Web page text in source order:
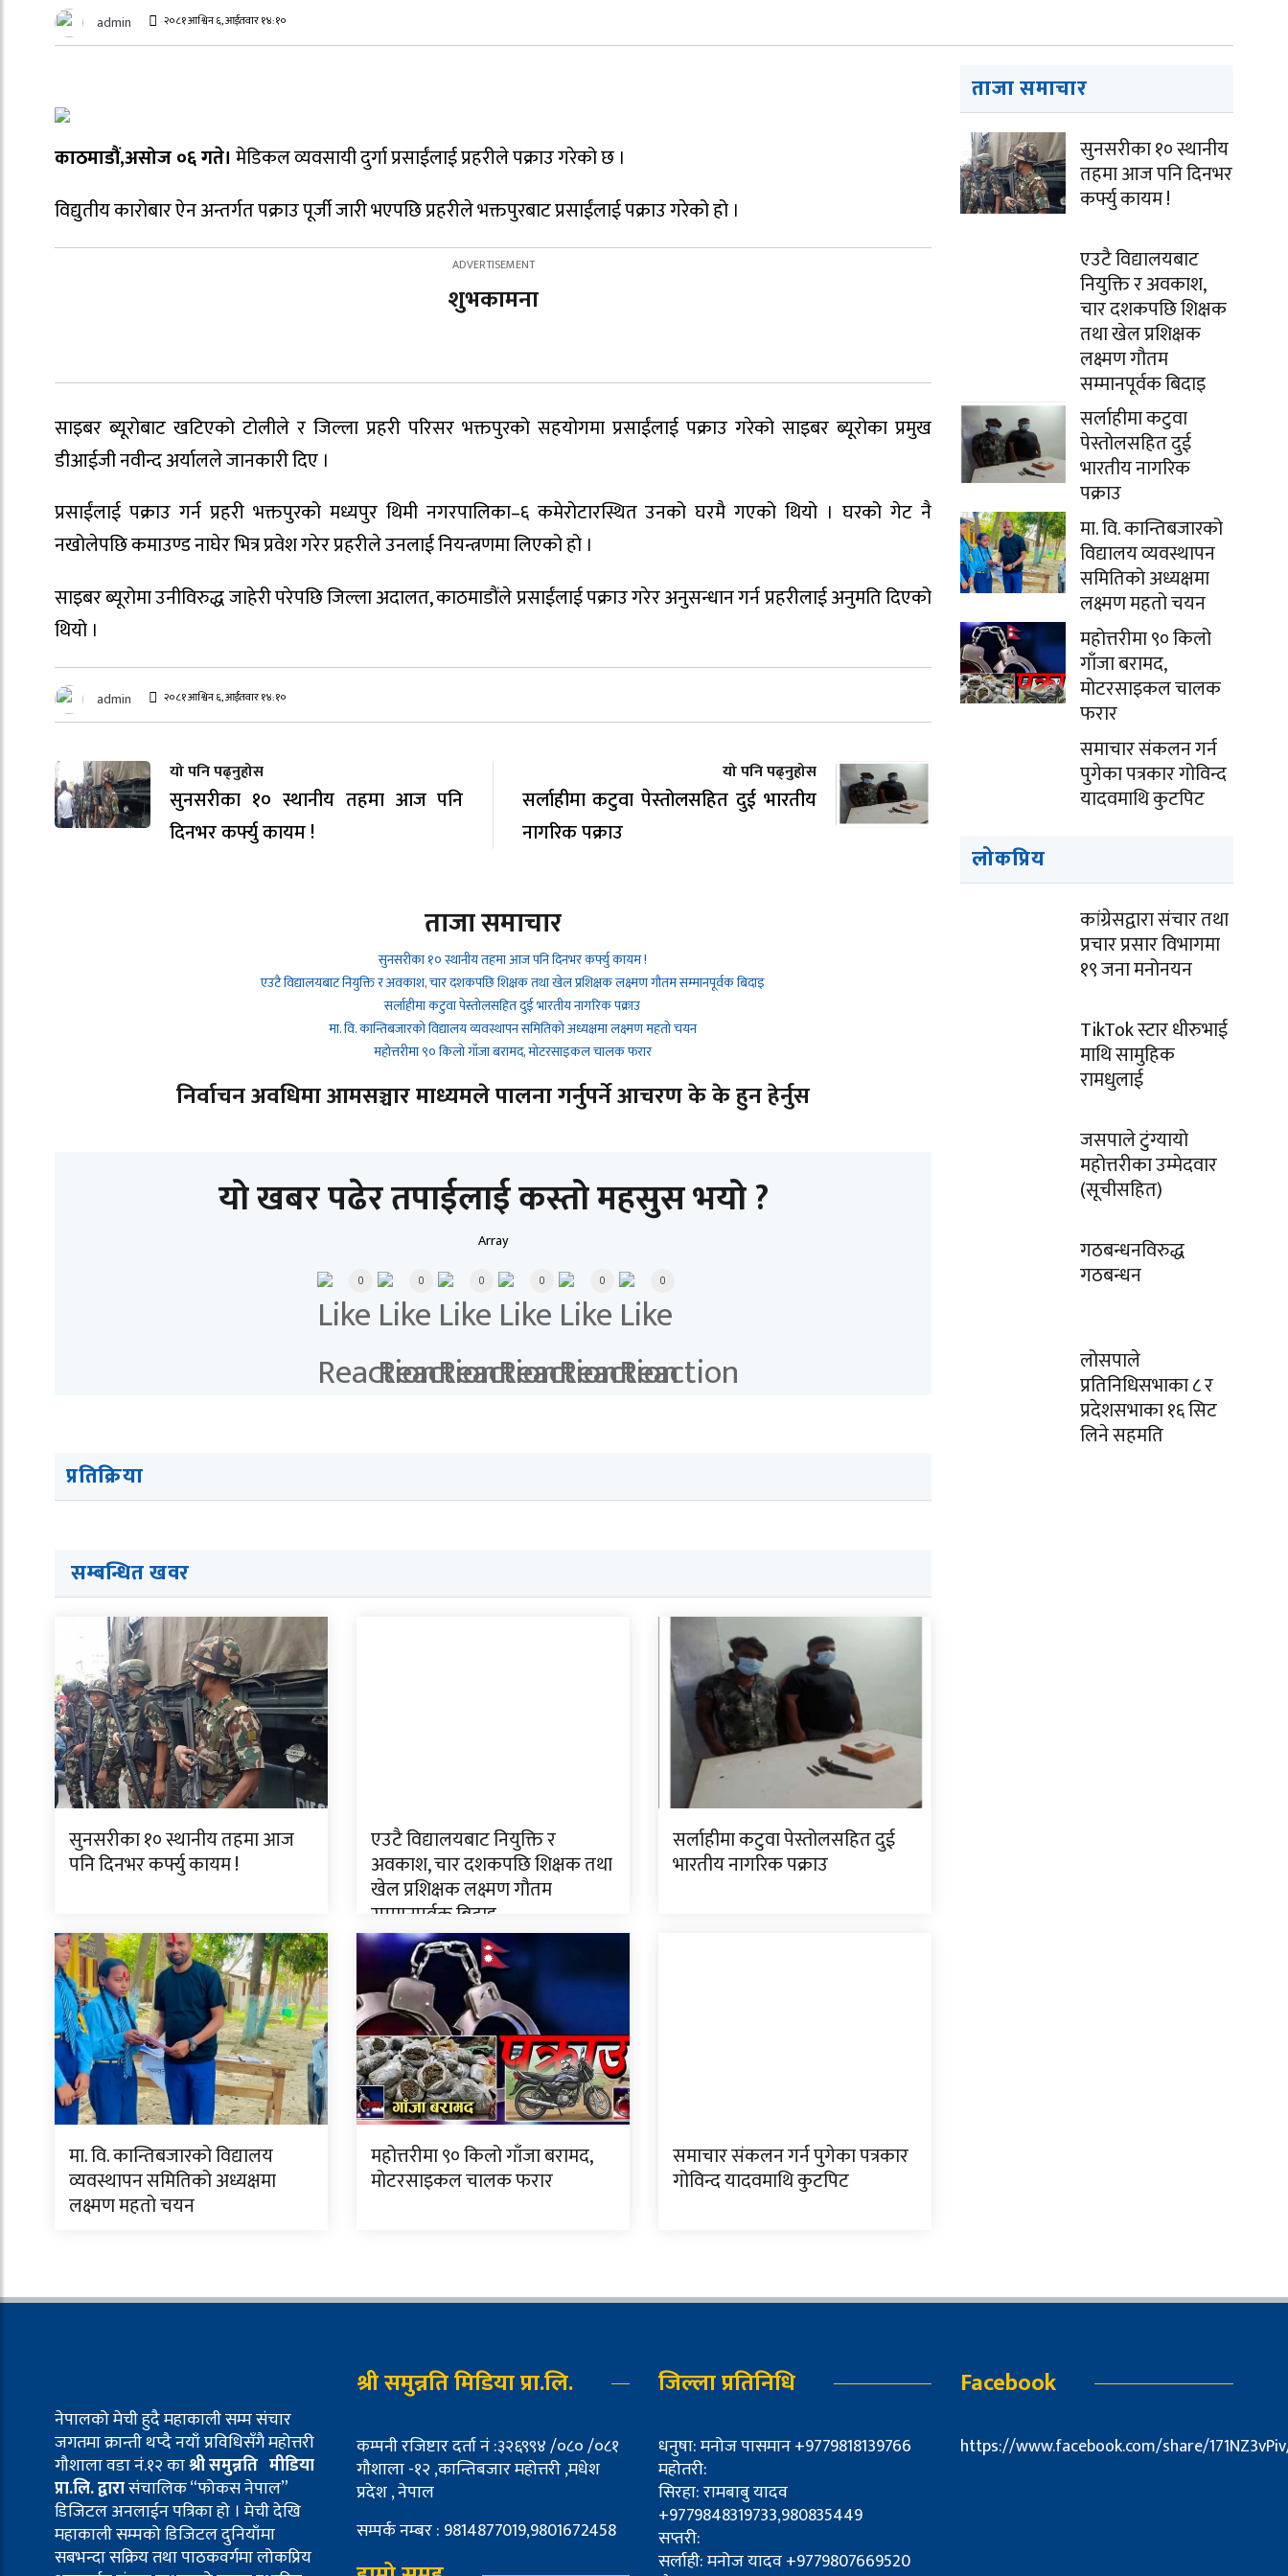
admin २०८१ आश्विन ६, आईतवार १४:१०
काठमाडौं,असोज ०६ गते। मेडिकल व्यवसायी दुर्गा प्रसाईंलाई प्रहरीले पक्राउ गरेको छ ।
विद्युतीय कारोबार ऐन अन्तर्गत पक्राउ पूर्जी जारी भएपछि प्रहरीले भक्तपुरबाट प्रसाईंलाई पक्राउ गरेको हो ।
शुभकामना
साइबर ब्यूरोबाट खटिएको टोलीले र जिल्ला प्रहरी परिसर भक्तपुरको सहयोगमा प्रसाईंलाई पक्राउ गरेको साइबर ब्यूरोका प्रमुख
डीआईजी नवीन्द अर्यालले जानकारी दिए ।
प्रसाईंलाई पक्राउ गर्न प्रहरी भक्तपुरको मध्यपुर थिमी नगरपालिका–६ कमेरोटारस्थित उनको घरमै गएको थियो । घरको गेट नै
नखोलेपछि कमाउण्ड नाघेर भित्र प्रवेश गरेर प्रहरीले उनलाई नियन्त्रणमा लिएको हो ।
साइबर ब्यूरोमा उनीविरुद्ध जाहेरी परेपछि जिल्ला अदालत, काठमाडौंले प्रसाईंलाई पक्राउ गरेर अनुसन्धान गर्न प्रहरीलाई अनुमति दिएको
थियो ।
admin २०८१ आश्विन ६, आईतवार १४:१०
यो पनि पढ्नुहोस
सुनसरीका १० स्थानीय तहमा आज पनि
दिनभर कर्फ्यु कायम !
यो पनि पढ्नुहोस
सर्लाहीमा कटुवा पेस्तोलसहित दुई भारतीय
नागरिक पक्राउ
ताजा समाचार
सुनसरीका १० स्थानीय तहमा आज पनि दिनभर कर्फ्यु कायम !
एउटै विद्यालयबाट नियुक्ति र अवकाश, चार दशकपछि शिक्षक तथा खेल प्रशिक्षक लक्ष्मण गौतम सम्मानपूर्वक बिदाइ
सर्लाहीमा कटुवा पेस्तोलसहित दुई भारतीय नागरिक पक्राउ
मा. वि. कान्तिबजारको विद्यालय व्यवस्थापन समितिको अध्यक्षमा लक्ष्मण महतो चयन
महोत्तरीमा ९० किलो गाँजा बरामद, मोटरसाइकल चालक फरार
निर्वाचन अवधिमा आमसञ्चार माध्यमले पालना गर्नुपर्ने आचरण के के हुन हेर्नुस
यो खबर पढेर तपाईलाई कस्तो महसुस भयो ?
Array
0 0 0 0 0 0
प्रतिक्रिया
सम्बन्धित खवर
सुनसरीका १० स्थानीय तहमा आज
पनि दिनभर कर्फ्यु कायम !
एउटै विद्यालयबाट नियुक्ति र
अवकाश, चार दशकपछि शिक्षक तथा
खेल प्रशिक्षक लक्ष्मण गौतम
सम्मानपूर्वक बिदाइ
सर्लाहीमा कटुवा पेस्तोलसहित दुई
भारतीय नागरिक पक्राउ
मा. वि. कान्तिबजारको विद्यालय
व्यवस्थापन समितिको अध्यक्षमा
लक्ष्मण महतो चयन
महोत्तरीमा ९० किलो गाँजा बरामद,
मोटरसाइकल चालक फरार
समाचार संकलन गर्न पुगेका पत्रकार
गोविन्द यादवमाथि कुटपिट
ताजा समाचार
सुनसरीका १० स्थानीय
तहमा आज पनि दिनभर
कर्फ्यु कायम !
एउटै विद्यालयबाट
नियुक्ति र अवकाश,
चार दशकपछि शिक्षक
तथा खेल प्रशिक्षक
लक्ष्मण गौतम
सम्मानपूर्वक बिदाइ
सर्लाहीमा कटुवा
पेस्तोलसहित दुई
भारतीय नागरिक
पक्राउ
मा. वि. कान्तिबजारको
विद्यालय व्यवस्थापन
समितिको अध्यक्षमा
लक्ष्मण महतो चयन
महोत्तरीमा ९० किलो
गाँजा बरामद,
मोटरसाइकल चालक
फरार
समाचार संकलन गर्न
पुगेका पत्रकार गोविन्द
यादवमाथि कुटपिट
लोकप्रिय
कांग्रेसद्वारा संचार तथा
प्रचार प्रसार विभागमा
१९ जना मनोनयन
TikTok स्टार धीरुभाई
माथि सामुहिक
रामधुलाई
जसपाले टुंग्यायो
महोत्तरीका उम्मेदवार
(सूचीसहित)
गठबन्धनविरुद्ध
गठबन्धन
लोसपाले
प्रतिनिधिसभाका ८ र
प्रदेशसभाका १६ सिट
लिने सहमति
नेपालको मेची हुदै महाकाली सम्म संचार
जगतमा क्रान्ती थप्दै नयाँ प्रविधिसँगै महोत्तरी
गौशाला वडा नं.१२ काश्री समुन्नति मीडिया
प्रा.लि. द्वारासंचालिक “फोकस नेपाल”
डिजिटल अनलाईन पत्रिका हो । मेची देखि
महाकाली सम्मको डिजिटल दुनियाँमा
सबभन्दा सक्रिय तथा पाठकवर्गमा लोकप्रिय
श्री समुन्नति मिडिया प्रा.लि.
कम्पनी रजिष्टार दर्ता नं :३२६९९४ /०८० /०८१
गौशाला -१२ ,कान्तिबजार महोत्तरी ,मधेश
प्रदेश , नेपाल
सम्पर्क नम्बर : 9814877019,9801672458
जिल्ला प्रतिनिधि
धनुषा: मनोज पासमान +9779818139766
महोतरी:
सिरहा: रामबाबु यादव
+9779848319733,980835449
सप्तरी:
सर्लाही: मनोज यादव +9779807669520
Facebook
https://www.facebook.com/share/